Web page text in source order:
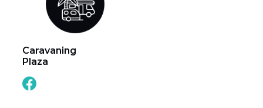
Caravaning
Plaza